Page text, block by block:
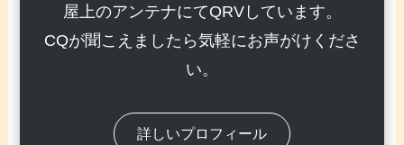
屋上のアンテナにてQRVしています。
CQが聞こえましたら気軽にお声がけくださ
い。
詳しいプロフィール